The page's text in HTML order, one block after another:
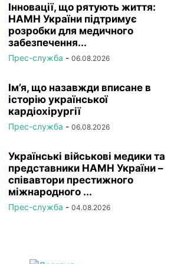
Інновації, що рятують життя:
НАМН України підтримує
розробки для медичного
забезпечення...
Прес-служба - 06.08.2026
Ім’я, що назавжди вписане в
історію української
кардіохірургії
Прес-служба - 06.08.2026
Українські військові медики та
представники НАМН України –
співавтори престижного
міжнародного ...
Прес-служба - 04.08.2026